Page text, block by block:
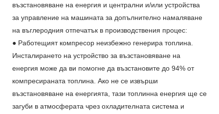
възстановяване на енергия и централни и/или устройства
за управление на машината за допълнително намаляване
на въглеродния отпечатък в производствения процес:
● Работещият компресор неизбежно генерира топлина.
Инсталирането на устройство за възстановяване на
енергия може да ви помогне да възстановите до 94% от
компресираната топлина. Ако не се извърши
възстановяване на енергията, тази топлинна енергия ще се
загуби в атмосферата чрез охладителната система и